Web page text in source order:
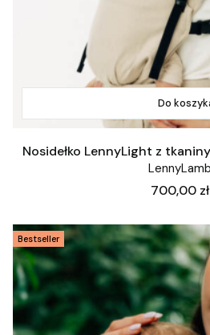
Do
Nosidełko LennyLight z
LennyLamb
Cena
700,00 zł
Bestseller